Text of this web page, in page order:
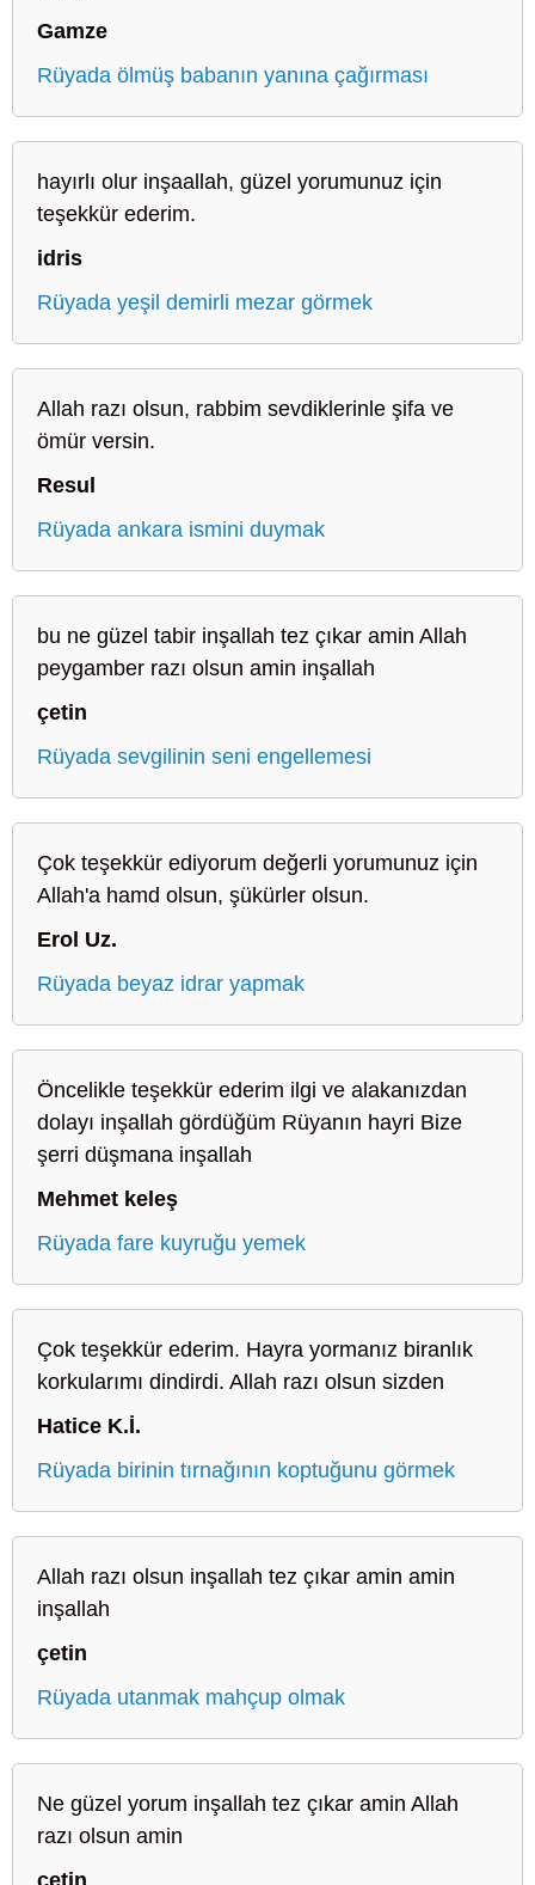
Gamze
Rüyada ölmüş babanın yanına çağırması
hayırlı olur inşaallah, güzel yorumunuz için
teşekkür ederim.
idris
Rüyada yeşil demirli mezar görmek
Allah razı olsun, rabbim sevdiklerinle şifa ve
ömür versin.
Resul
Rüyada ankara ismini duymak
bu ne güzel tabir inşallah tez çıkar amin Allah
peygamber razı olsun amin inşallah
çetin
Rüyada sevgilinin seni engellemesi
Çok teşekkür ediyorum değerli yorumunuz için
Allah'a hamd olsun, şükürler olsun.
Erol Uz.
Rüyada beyaz idrar yapmak
Öncelikle teşekkür ederim ilgi ve alakanızdan
dolayı inşallah gördüğüm Rüyanın hayri Bize
şerri düşmana inşallah
Mehmet keleş
Rüyada fare kuyruğu yemek
Çok teşekkür ederim. Hayra yormanız biranlık
korkularımı dindirdi. Allah razı olsun sizden
Hatice K.İ.
Rüyada birinin tırnağının koptuğunu görmek
Allah razı olsun inşallah tez çıkar amin amin
inşallah
çetin
Rüyada utanmak mahçup olmak
Ne güzel yorum inşallah tez çıkar amin Allah
razı olsun amin
çetin